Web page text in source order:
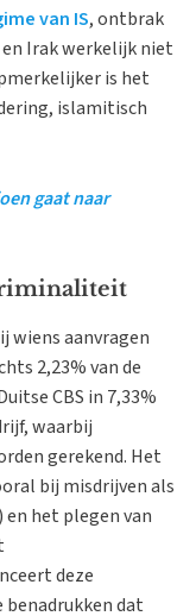
van IS, ontbrak
en Irak werkelijk niet
is het
islamitisch
gaat naar
wiens aanvragen
2,23% van de
CBS in 7,33%
waarbij
gerekend. Het
bij misdrijven als
het plegen van
deze
dat